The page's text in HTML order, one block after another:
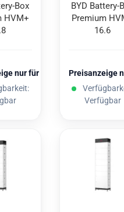
​​Box
HVM+
nur für freigeschaltete
BYD Battery-​​
Pre­mi­um
16.6
Preisanzeige
Verfügbar